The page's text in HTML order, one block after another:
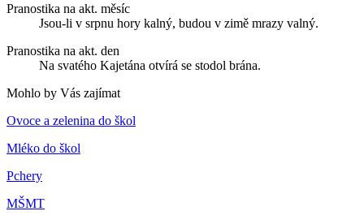
Pranostika na akt. měsíc
Jsou-li v srpnu hory kalný, budou v zimě mrazy valný.
Pranostika na akt. den
Na svatého Kajetána otvírá se stodol brána.
Mohlo by Vás zajímat
Ovoce a zelenina do škol
Mléko do škol
Pchery
MŠMT